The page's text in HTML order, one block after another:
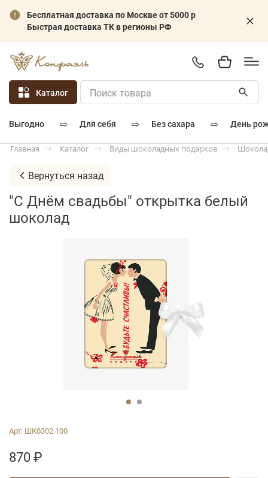
Бесплатная доставка по Москве от 5000 р
Быстрая доставка ТК в регионы РФ
Каталог
выгодно ⇨ для себя ⇨ без сахара ⇨ день
Главная Каталог Виды шоколадных подарков
Вернуться назад
"С Днём свадьбы" открытка белый
шоколад
Арт: ШКб302.100
870 ₽